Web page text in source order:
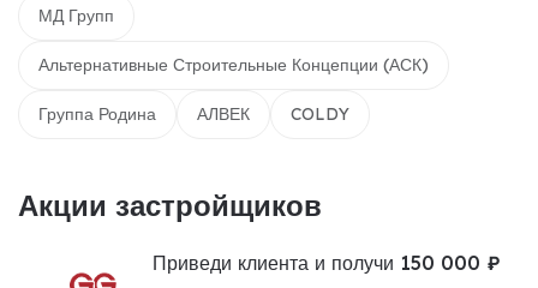
МД Групп
Альтернативные Строительные Концепции (АСК)
Группа Родина АЛВЕК COLDY
Акции застройщиков
Приведи клиента и получи 150 000 ₽